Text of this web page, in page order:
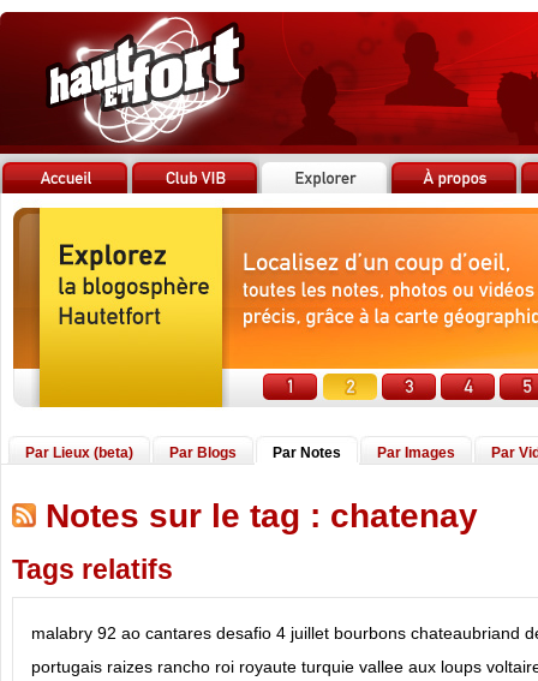
Par Lieux (beta) Par Blogs Par Notes Par Images Par
Notes sur le tag : chatenay
Tags relatifs
malabry 92 ao cantares desafio 4 juillet bourbons chateaubriand
portugais raizes rancho roi royaute turquie vallee aux loups